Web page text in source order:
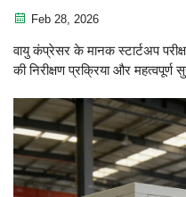
Feb 28, 2026
वायु कंप्रेसर के मानक स्टार्टअप
की निरीक्षण प्रक्रिया और महत्वपूर्ण
सुरक्षित, स्थिर और कुशल संचालन
मार्गदर्शन प्रदान करता है।